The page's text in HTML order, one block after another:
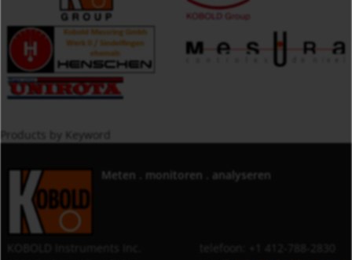
Products by Keyword
Meten . monitoren . analyseren